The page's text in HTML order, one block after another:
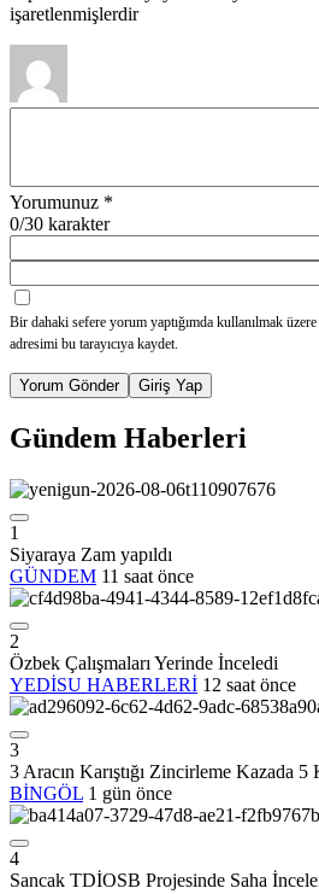
işaretlenmişlerdir
Yorumunuz *
0/30 karakter
Bir dahaki sefere yorum yaptığımda kullanılmak
adresimi bu tarayıcıya kaydet.
Yorum Gönder Giriş Yap
Gündem Haberleri
1
Siyaraya Zam yapıldı
GÜNDEM 11 saat önce
2
Özbek Çalışmaları Yerinde İnceledi
YEDİSU HABERLERİ 12 saat önce
3
3 Aracın Karıştığı Zincirleme Kazada 5
BİNGÖL 1 gün önce
4
Sancak TDİOSB Projesinde Saha